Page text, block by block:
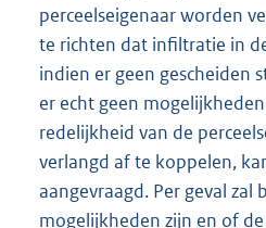
perceelseigenaar worden
te richten dat infiltratie in
indien er geen gescheiden
er echt geen
redelijkheid van de
verlangd af te koppelen,
aangevraagd. Per geval
mogelijkheden zijn en of